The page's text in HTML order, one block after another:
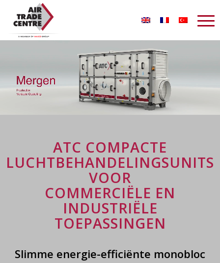
ATC COMPACTE
LUCHTBEHANDELINGSUNITS
VOOR
COMMERCIËLE EN
INDUSTRIËLE
TOEPASSINGEN
Slimme energie-efficiënte monobloc